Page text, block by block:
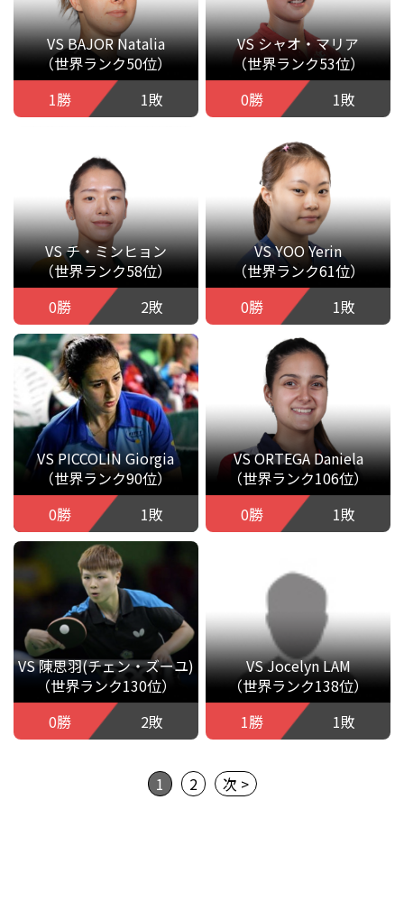
VS BAJOR Natalia
（世界ランク50位）
1勝
1敗
VS シャオ・マリア
（世界ランク53位）
0勝
1敗
VS チ・ミンヒョン
（世界ランク58位）
0勝
2敗
VS YOO Yerin
（世界ランク61位）
0勝
1敗
VS PICCOLIN Giorgia
（世界ランク90位）
0勝
1敗
VS ORTEGA Daniela
（世界ランク106位）
0勝
1敗
VS 陳思羽(チェン・ズーユ)
（世界ランク130位）
0勝
2敗
VS Jocelyn LAM
（世界ランク138位）
1勝
1敗
1 2 次 >